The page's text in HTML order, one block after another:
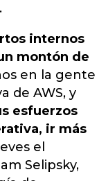
internos
montón de
en la gente
de AWS, y
esfuerzos
ir más
el
Selipsky,